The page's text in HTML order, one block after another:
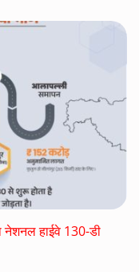
नेशनल हाईवे 130-डी